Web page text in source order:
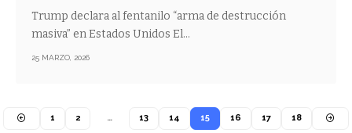
Trump declara al fentanilo “arma de destrucción
masiva” en Estados Unidos El…
25 MARZO, 2026
1 2 … 13 14 15 16 17 18